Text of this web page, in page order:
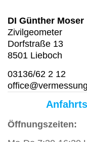
DI Günther Moser
Zivilgeometer
Dorfstraße 13
8501 Lieboch
03136/62 2 12
Öffnungszeiten: